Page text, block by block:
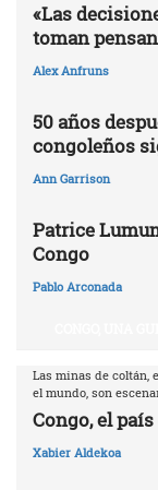
«Las
toman
Alex Anfruns
50 años
congoleños
Ann Garrison
Patrice
Congo
Pablo Arconada
Las minas de coltán,
el mundo, son
Congo, el
Xabier Aldekoa